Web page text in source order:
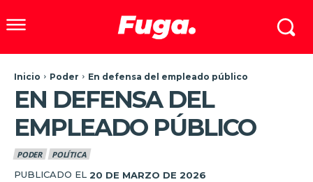
Inicio Poder En defensa del empleado público
EN DEFENSA DEL
EMPLEADO PÚBLICO
PODER POLÍTICA
PUBLICADO EL 20 DE MARZO DE 2026